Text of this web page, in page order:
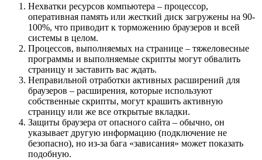
Нехватки ресурсов компьютера – процессор,
оперативная память или жесткий диск загружены на 90-
100%, что приводит к торможению браузеров и всей
системы в целом.
Процессов, выполняемых на странице – тяжеловесные
программы и выполняемые скрипты могут обвалить
страницу и заставить вас ждать.
Неправильной отработки активных расширений для
браузеров – расширения, которые используют
собственные скрипты, могут крашить активную
страницу или же все открытые вкладки.
Защиты браузера от опасного сайта – обычно, он
указывает другую информацию (подключение не
безопасно), но из-за бага «зависания» может показать
подобную.